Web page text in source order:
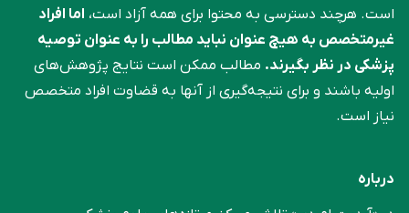
است. هرچند دسترسی به محتوا برای همه آزاد است، اما افراد
غیرمتخصص به هیچ عنوان نباید مطالب را به عنوان توصیه
پزشکی در نظر بگیرند. مطالب ممکن است نتایج پژوهش‌های
اولیه باشند و برای نتیجه‌گیری از آنها به قضاوت افراد متخصص
نیاز است.
درباره